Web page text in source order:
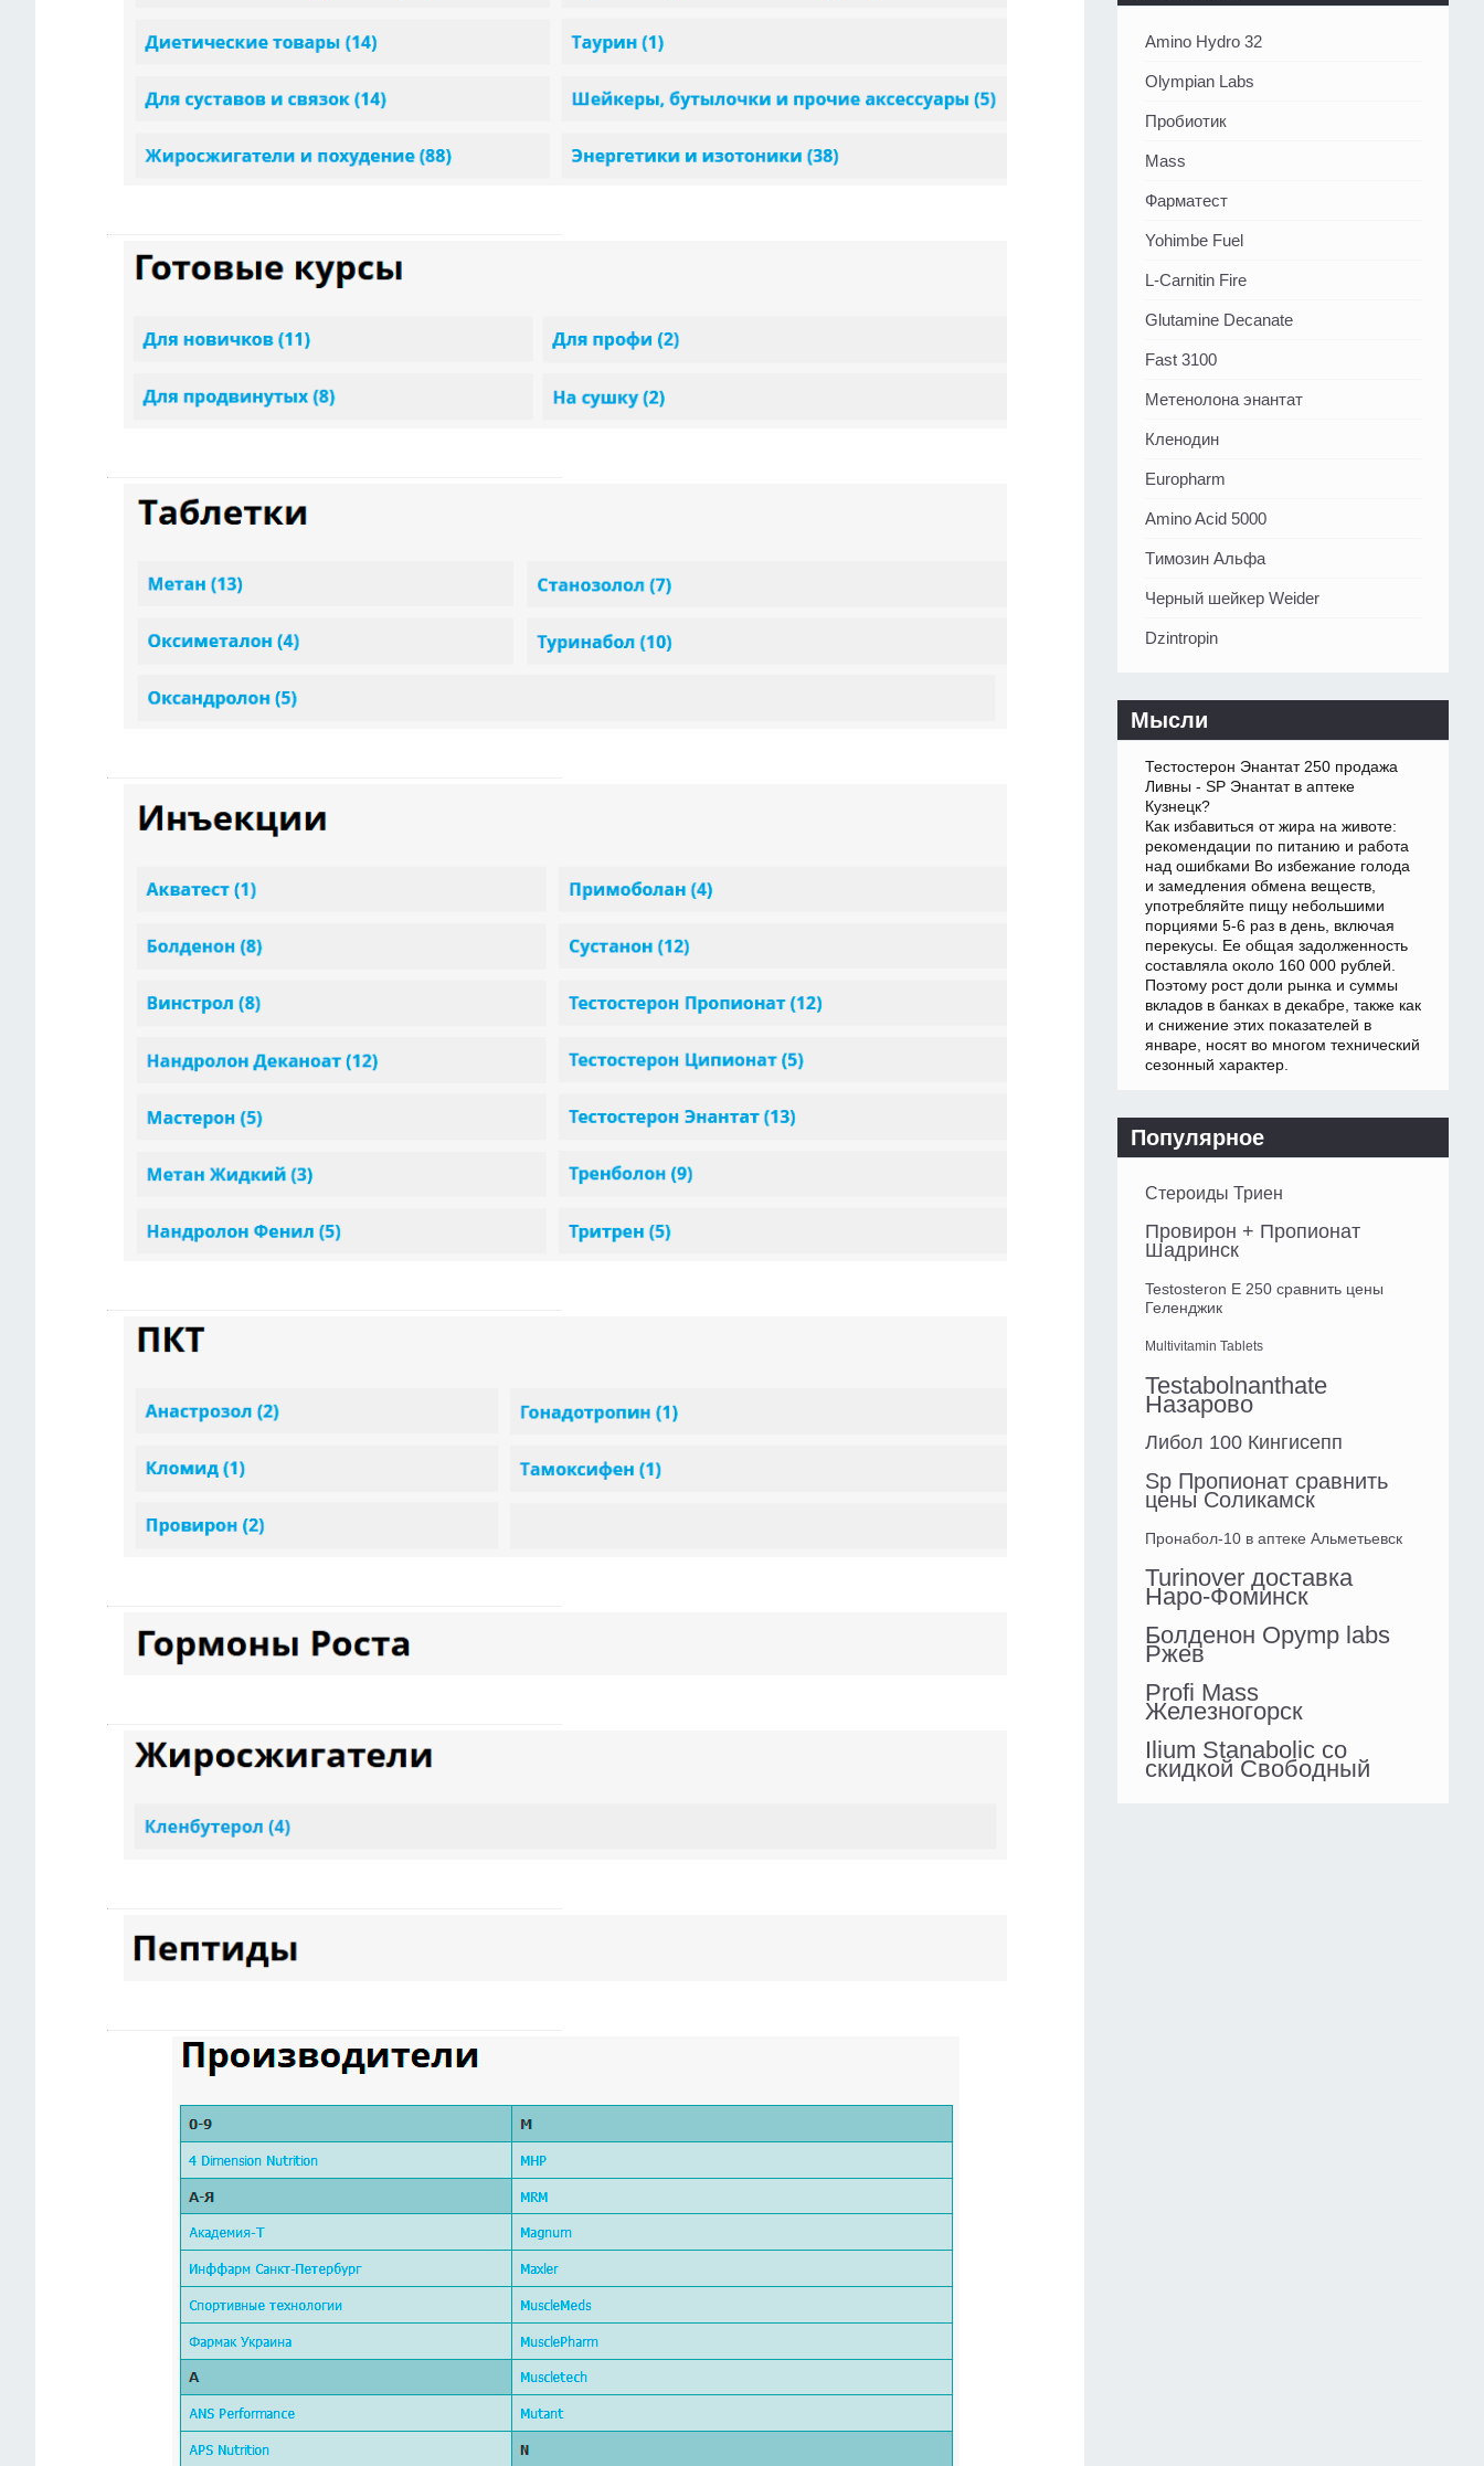
Amino Hydro 32
Olympian Labs
Пробиотик
Mass
Фарматест
Yohimbe Fuel
L-Carnitin Fire
Glutamine Decanate
Fast 3100
Метенолона энантат
Кленодин
Europharm
Amino Acid 5000
Tимозин Альфа
Черный шейкер Weider
Dzintropin
Мысли
Тестостерон Энантат 250 продажа
Ливны - SP Энантат в аптеке
Кузнецк?
Как избавиться от жира на животе:
рекомендации по питанию и работа
над ошибками Во избежание голода
и замедления обмена веществ,
употребляйте пищу небольшими
порциями 5-6 раз в день, включая
перекусы. Ее общая задолженность
составляла около 160 000 рублей.
Поэтому рост доли рынка и суммы
вкладов в банках в декабре, также как
и снижение этих показателей в
январе, носят во многом технический
сезонный характер.
Популярное
Стероиды Триен
Провирон + Пропионат
Шадринск
Testosteron E 250 сравнить цены
Геленджик
Multivitamin Tablets
Testabolnanthate
Назарово
Либол 100 Кингисепп
Sp Пропионат сравнить
цены Соликамск
Пронабол-10 в аптеке Альметьевск
Turinover доставка
Наро-Фоминск
Болденон Opymp labs
Ржев
Profi Mass
Железногорск
Ilium Stanabolic со
скидкой Свободный